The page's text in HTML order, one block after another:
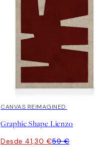
30%*
CANVAS REIMAGINED
Graphic Shape Lienzo
Desde 41,30 €59 €